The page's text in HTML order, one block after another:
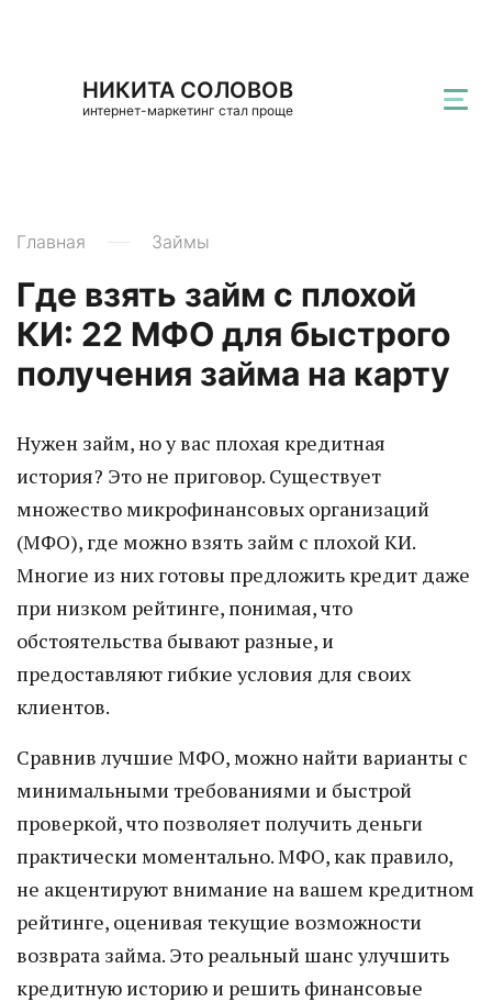
НИКИТА СОЛОВОВ
интернет-маркетинг стал проще
Главная Займы
Где взять займ с плохой
КИ: 22 МФО для быстрого
получения займа на карту
Нужен займ, но у вас плохая кредитная
история? Это не приговор. Существует
множество микрофинансовых организаций
(МФО), где можно взять займ с плохой КИ.
Многие из них готовы предложить кредит даже
при низком рейтинге, понимая, что
обстоятельства бывают разные, и
предоставляют гибкие условия для своих
клиентов.
Сравнив лучшие МФО, можно найти варианты с
минимальными требованиями и быстрой
проверкой, что позволяет получить деньги
практически моментально. МФО, как правило,
не акцентируют внимание на вашем кредитном
рейтинге, оценивая текущие возможности
возврата займа. Это реальный шанс улучшить
кредитную историю и решить финансовые